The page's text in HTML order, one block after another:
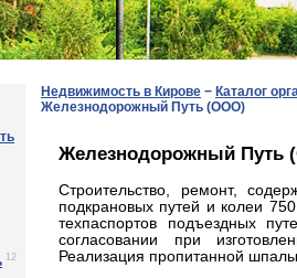
12
Недвижимость в Кирове − Каталог
Железнодорожный Путь (ООО)
Железнодорожный Путь
Строительство, ремонт,
подкрановых путей и колеи
техпаспортов подъездных
согласовании при
Реализация пропитанной